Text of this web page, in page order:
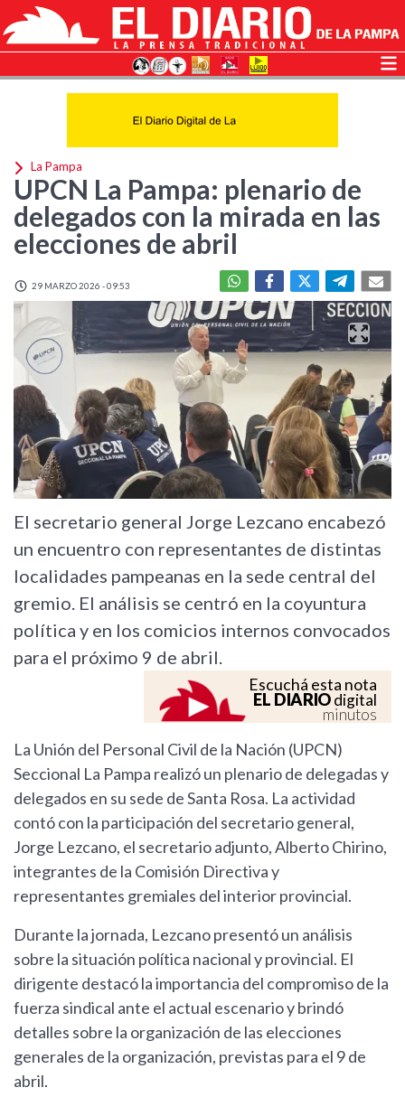
La Pampa
UPCN La Pampa: plenario de
delegados con la mirada en las
elecciones de abril
29 MARZO 2026 - 09:53
El secretario general Jorge Lezcano encabezó
un encuentro con representantes de distintas
localidades pampeanas en la sede central del
gremio. El análisis se centró en la coyuntura
política y en los comicios internos convocados
para el próximo 9 de abril.
Escuchá esta nota
EL DIARIOdigital
minutos
La Unión del Personal Civil de la Nación (UPCN)
Seccional La Pampa realizó un plenario de delegadas y
delegados en su sede de Santa Rosa. La actividad
contó con la participación del secretario general,
Jorge Lezcano, el secretario adjunto, Alberto Chirino,
integrantes de la Comisión Directiva y
representantes gremiales del interior provincial.
Durante la jornada, Lezcano presentó un análisis
sobre la situación política nacional y provincial. El
dirigente destacó la importancia del compromiso de la
fuerza sindical ante el actual escenario y brindó
detalles sobre la organización de las elecciones
generales de la organización, previstas para el 9 de
abril.